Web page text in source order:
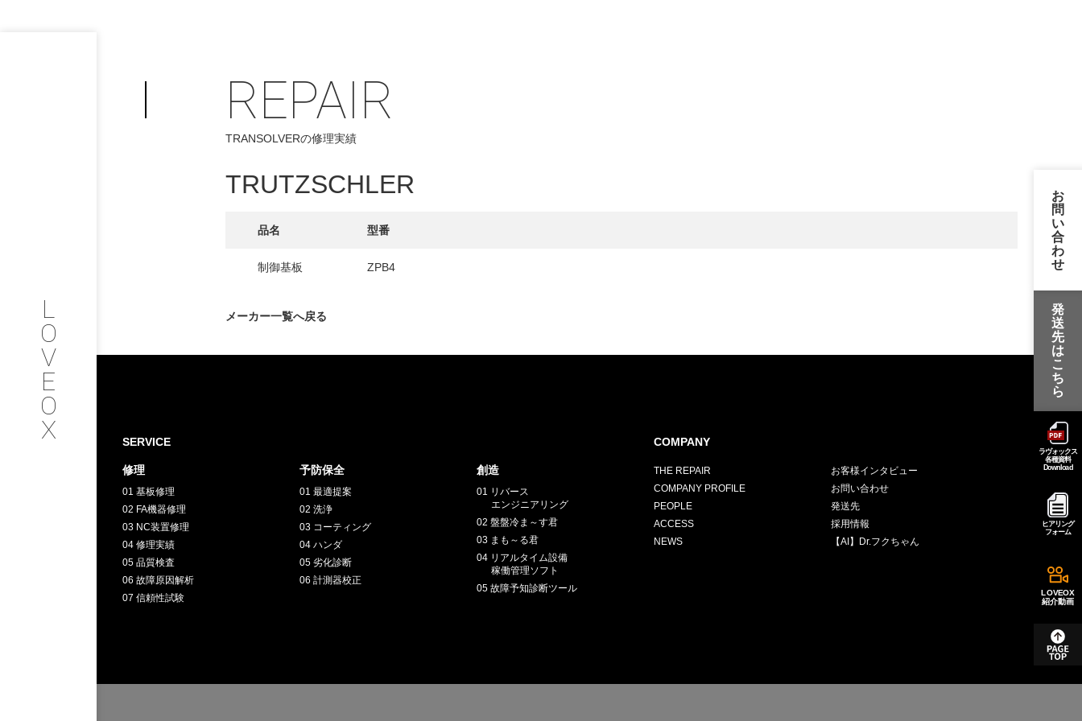
L
O
V
E
O
X
PHILOSOPHY
フィロソフィー
COMPANY
PROFILE
SERVICE
INTERVIEW
お客様インタビュー
RECRUIT
採用情報
CHALLENGE
お問い合わせ / 発送先
お
問
い
合
わ
せ
発
送
先
は
こ
ち
ら
ラヴォックス
各種資料
Download
ヒアリング
フォーム
LOVEOX
紹介動画
REPAIR
TRANSOLVERの修理実績
TRUTZSCHLER
品名 型番
制御基板 ZPB4
メーカー一覧へ戻る
SERVICE
修理
01 基板修理
02 FA機器修理
03 NC装置修理
04 修理実績
05 品質検査
06 故障原因解析
07 信頼性試験
予防保全
01 最適提案
02 洗浄
03 コーティング
04 ハンダ
05 劣化診断
06 計測器校正
創造
01 リバース
エンジニアリング
02 盤盤冷ま～す君
03 まも～る君
04 リアルタイム設備
稼働管理ソフト
05 故障予知診断ツール
COMPANY
THE REPAIR
COMPANY PROFILE
PEOPLE
ACCESS
NEWS
お客様インタビュー
お問い合わせ
発送先
採用情報
【AI】Dr.フクちゃん